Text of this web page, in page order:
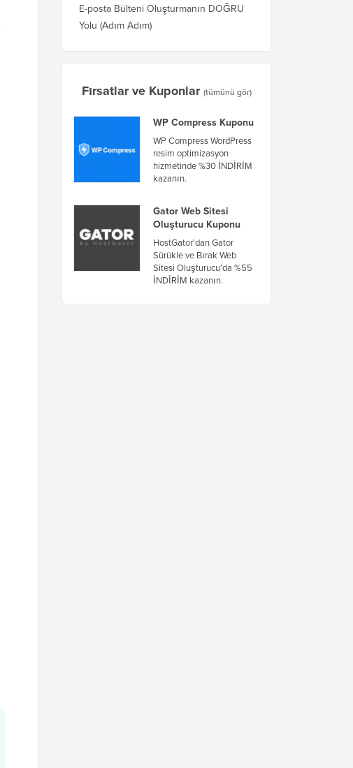
E-posta Bülteni Oluşturmanın DOĞRU
Yolu (Adım Adım)
Fırsatlar ve Kuponlar (tümünü gör)
WP Compress Kuponu
WP Compress WordPress
resim optimizasyon
hizmetinde %30 İNDİRİM
kazanın.
Gator Web Sitesi
Oluşturucu Kuponu
HostGator'dan Gator
Sürükle ve Bırak Web
Sitesi Oluşturucu'da %55
İNDİRİM kazanın.